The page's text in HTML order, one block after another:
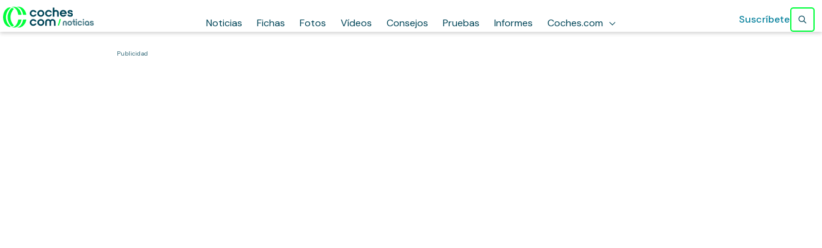
Noticias Fichas Fotos Vídeos Consejos Pruebas Informes Coches.com Suscríbete
Publicidad